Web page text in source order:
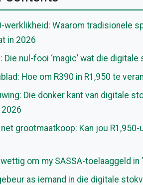
werklikheid: Waarom tradisionele
in 2026
Die nul-fooi ‘magic’ wat die
Hoe om R390 in R1,950 te
Die donker kant van digitale
grootmaatkoop: Kan jou
wettig om my SASSA-toelaaggeld in
as iemand in die digitale